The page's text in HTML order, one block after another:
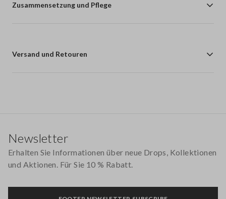
Zusammensetzung und Pflege
Versand und Retouren
Newsletter
Erhalten Sie Informationen über neue Drops, Kollektionen
und Aktionen. Für Sie 10 % Rabatt.